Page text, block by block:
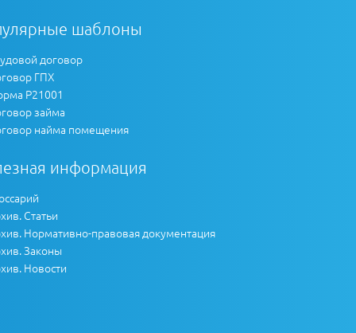
шаблоны
договор
ГПХ
Р21001
займа
найма помещения
информация
Статьи
Нормативно-правовая документация
Законы
Новости